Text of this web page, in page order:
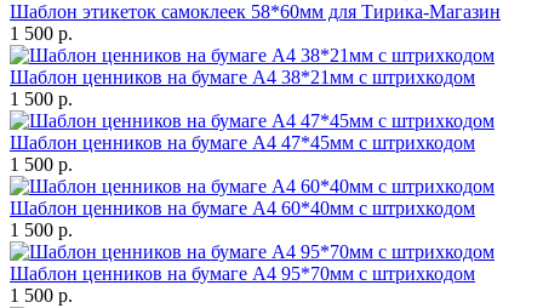
Шаблон этикеток самоклеек 58*60мм для Тирика-Магазин
1 500 р.
Шаблон ценников на бумаге А4 38*21мм с штрихкодом
1 500 р.
Шаблон ценников на бумаге А4 47*45мм с штрихкодом
1 500 р.
Шаблон ценников на бумаге А4 60*40мм с штрихкодом
1 500 р.
Шаблон ценников на бумаге А4 95*70мм с штрихкодом
1 500 р.